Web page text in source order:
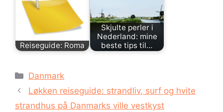
Reiseguide: Roma
Skjulte perler i
Nederland: mine
beste tips til…
Kategorier
Danmark
Løkken reiseguide: strandliv, surf og hvite
strandhus på Danmarks ville vestkyst